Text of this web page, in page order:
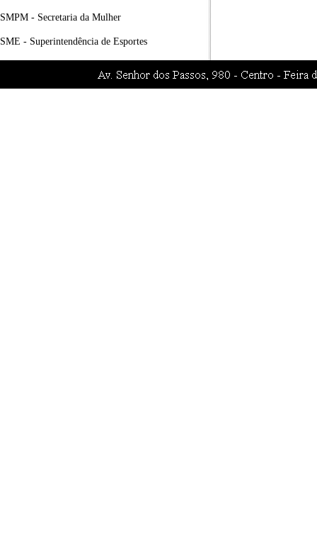
SMPM - Secretaria da Mulher
SME - Superintendência de Esportes